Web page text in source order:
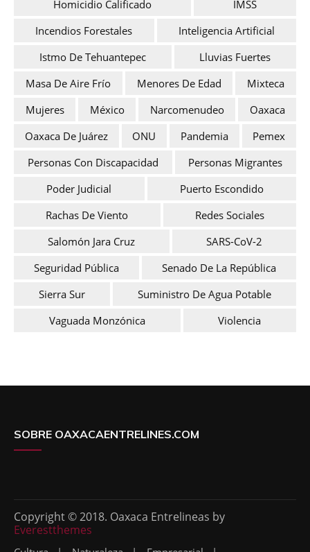
Homicidio Calificado
IMSS
Incendios Forestales
Inteligencia Artificial
Istmo De Tehuantepec
Lluvias Fuertes
Masa De Aire Frío
Menores De Edad
Mixteca
Mujeres
México Narcomenudeo
Oaxaca
Oaxaca De Juárez
ONU Pandemia
Pemex
Personas Con Discapacidad
Personas Migrantes
Poder Judicial
Puerto Escondido
Rachas De Viento
Redes Sociales
Salomón Jara Cruz
SARS-CoV-2
Seguridad Pública
Senado De La República
Sierra Sur
Suministro De Agua Potable
Vaguada Monzónica
Violencia
SOBRE OAXACAENTRELINES.COM
Copyright © 2018. Oaxaca Entrelineas by
Everestthemes